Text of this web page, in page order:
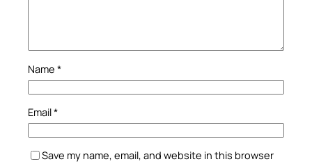
Name *
Email*
Save my name, email, and website in this browser